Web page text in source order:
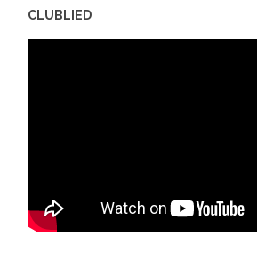
CLUBLIED